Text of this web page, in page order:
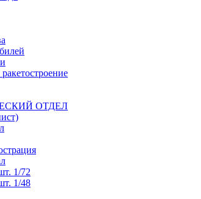
ОТДЕЛ
1/72
1/48